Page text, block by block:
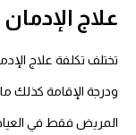
علاج الإدمان
تختلف تكلفة علاج
ودرجة الإقامة كذلك ما
المريض فقط في